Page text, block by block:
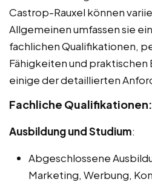
Castrop-Rauxel können
Allgemeinen umfassen sie
fachlichen Qualifikationen,
Fähigkeiten und praktischen
einige der detaillierten
Fachliche Qualifikationen:
Ausbildung und Studium:
Abgeschlossene
Marketing, Werbung,